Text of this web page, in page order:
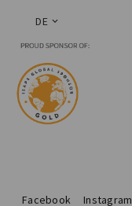
DE
Facebook Instagram